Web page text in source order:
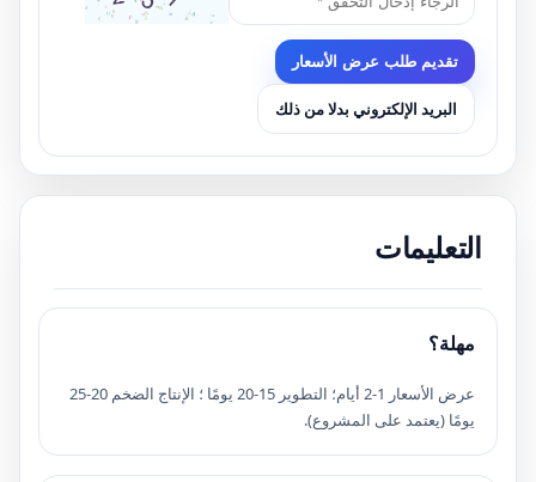
تقديم طلب عرض الأسعار
البريد الإلكتروني بدلا من ذلك
التعليمات
مهلة؟
عرض الأسعار 1-2 أيام؛ التطوير 15-20 يومًا ؛ الإنتاج الضخم 20-25
يومًا (يعتمد على المشروع).